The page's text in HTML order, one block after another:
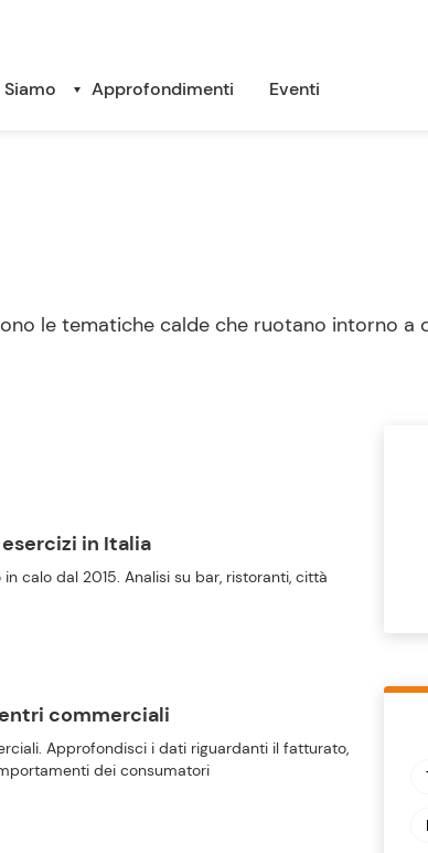
Siamo Approfondimenti Eventi
le tematiche calde che ruotano intorno a
in Italia
calo dal 2015. Analisi su bar, ristoranti, città
commerciali
Approfondisci i dati riguardanti il fatturato,
dei consumatori